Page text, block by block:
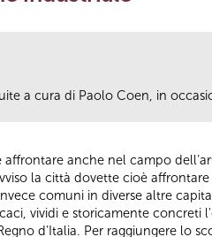
a cura di Paolo Coen, in
anche nel campo
la città dovette cioè
comuni in diverse altre
vividi e storicamente concreti
d’Italia. Per raggiungere lo